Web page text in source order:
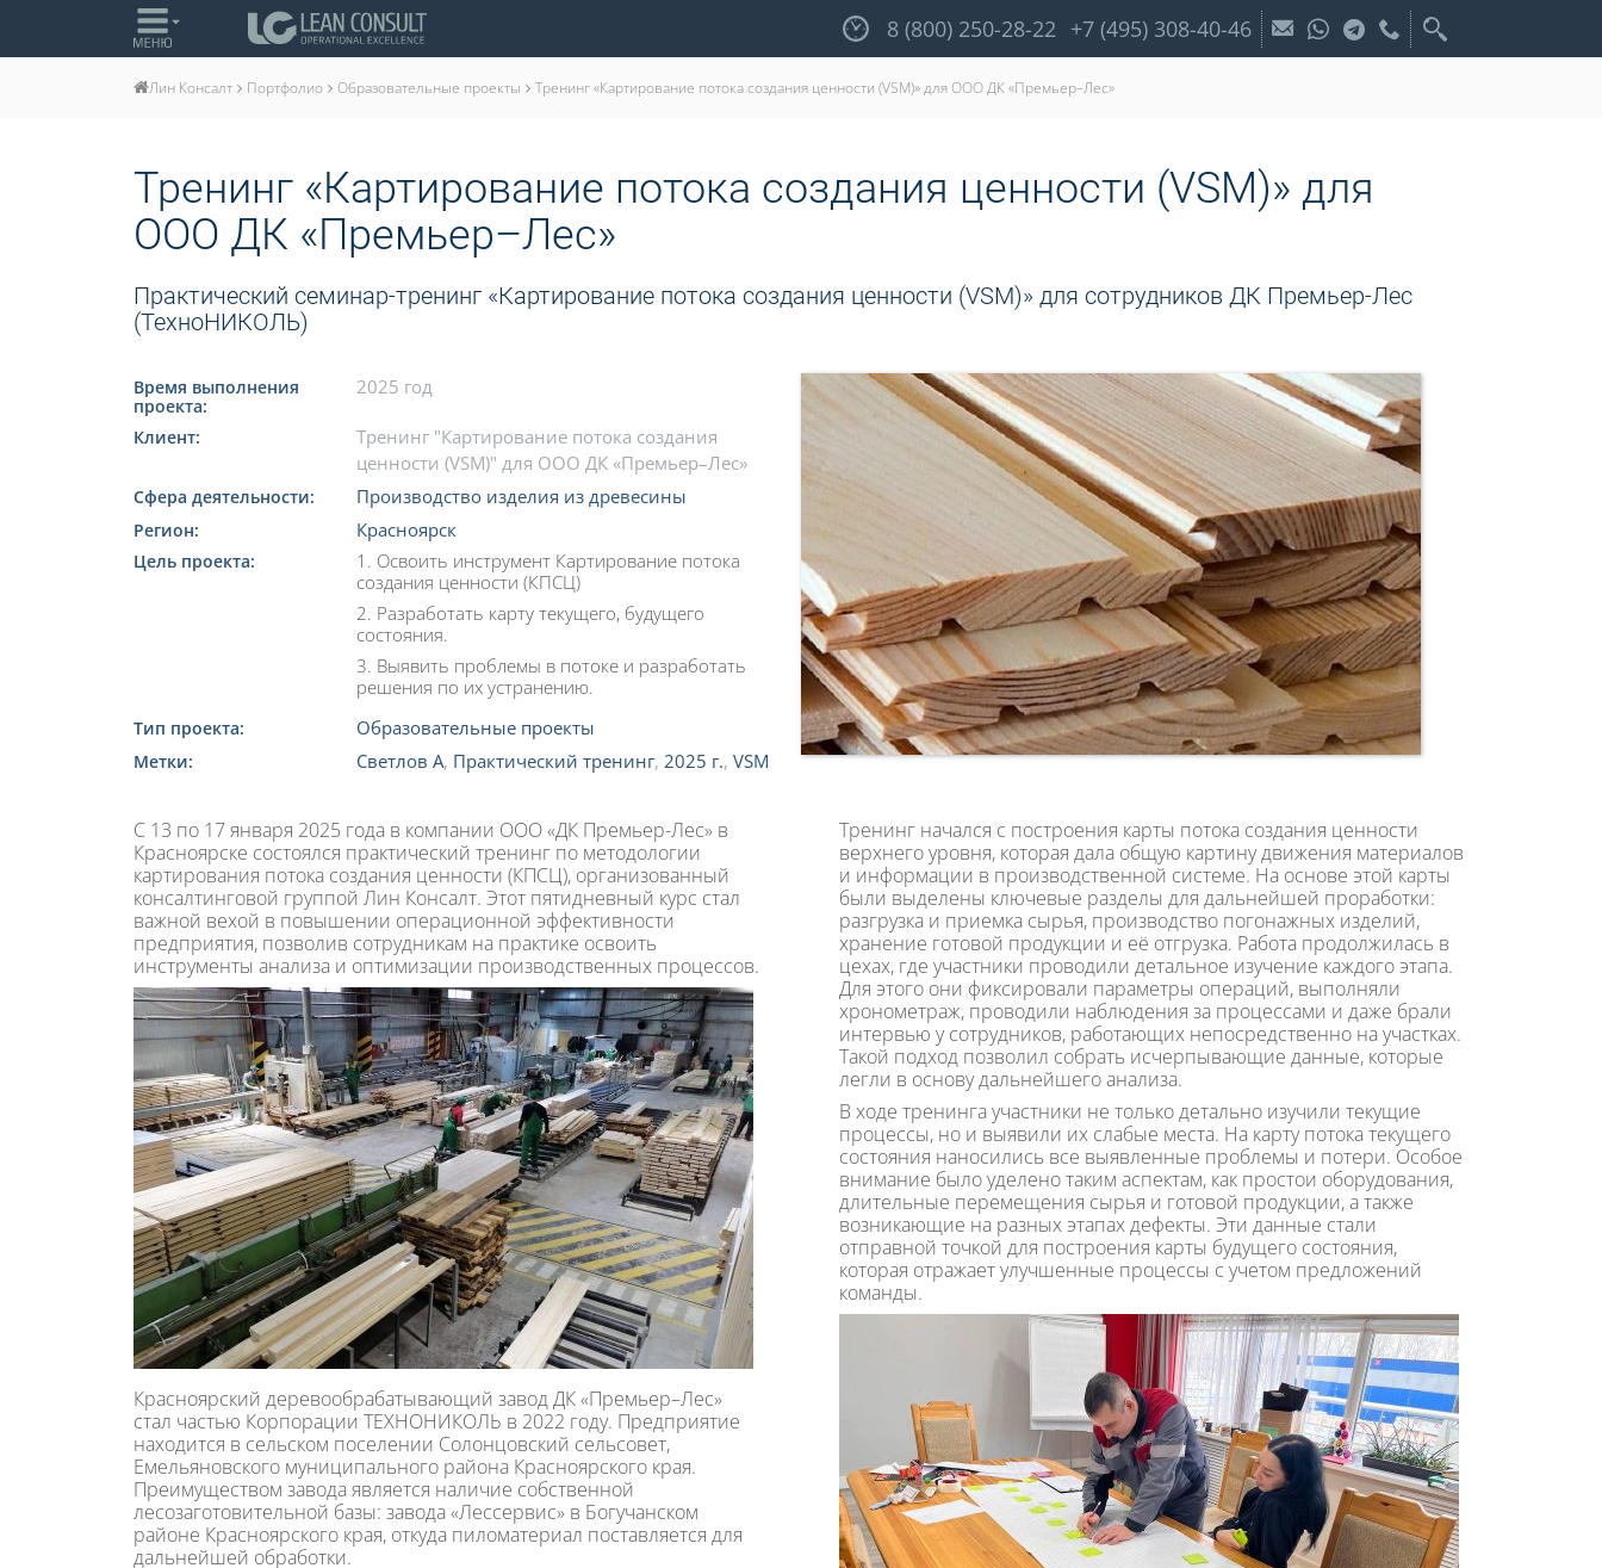
8 (800) 250-28-22 +7 (495) 308-40-46
Лин Консалт Портфолио Образовательные проекты Тренинг «Картирование потока создания ценности (VSM)» для ООО ДК «Премьер–Лес»
Тренинг «Картирование потока создания ценности (VSM)» для
ООО ДК «Премьер–Лес»
Практический семинар-тренинг «Картирование потока создания ценности (VSM)» для сотрудников ДК Премьер-Лес
(ТехноНИКОЛЬ)
Время выполнения
проекта:
2025 год
Клиент:
Тренинг "Картирование потока создания
ценности (VSM)" для ООО ДК «Премьер–Лес»
Сфера деятельности: Производство изделия из древесины
Регион: Красноярск
Цель проекта:
1. Освоить инструмент Картирование потока
создания ценности (КПСЦ)
2. Разработать карту текущего, будущего
состояния.
3. Выявить проблемы в потоке и разработать
решения по их устранению.
Тип проекта: Образовательные проекты
Метки: Светлов А, Практический тренинг, 2025 г., VSM
С 13 по 17 января 2025 года в компании ООО «ДК Премьер-Лес» в
Красноярске состоялся практический тренинг по методологии
картирования потока создания ценности (КПСЦ), организованный
консалтинговой группой Лин Консалт. Этот пятидневный курс стал
важной вехой в повышении операционной эффективности
предприятия, позволив сотрудникам на практике освоить
инструменты анализа и оптимизации производственных процессов.
Красноярский деревообрабатывающий завод ДК «Премьер–Лес»
стал частью Корпорации ТЕХНОНИКОЛЬ в 2022 году. Предприятие
находится в сельском поселении Солонцовский сельсовет,
Емельяновского муниципального района Красноярского края.
Преимуществом завода является наличие собственной
лесозаготовительной базы: завода «Лессервис» в Богучанском
районе Красноярского края, откуда пиломатериал поставляется для
дальнейшей обработки.
Тренинг начался с построения карты потока создания ценности
верхнего уровня, которая дала общую картину движения материалов
и информации в производственной системе. На основе этой карты
были выделены ключевые разделы для дальнейшей проработки:
разгрузка и приемка сырья, производство погонажных изделий,
хранение готовой продукции и её отгрузка. Работа продолжилась в
цехах, где участники проводили детальное изучение каждого этапа.
Для этого они фиксировали параметры операций, выполняли
хронометраж, проводили наблюдения за процессами и даже брали
интервью у сотрудников, работающих непосредственно на участках.
Такой подход позволил собрать исчерпывающие данные, которые
легли в основу дальнейшего анализа.
В ходе тренинга участники не только детально изучили текущие
процессы, но и выявили их слабые места. На карту потока текущего
состояния наносились все выявленные проблемы и потери. Особое
внимание было уделено таким аспектам, как простои оборудования,
длительные перемещения сырья и готовой продукции, а также
возникающие на разных этапах дефекты. Эти данные стали
отправной точкой для построения карты будущего состояния,
которая отражает улучшенные процессы с учетом предложений
команды.